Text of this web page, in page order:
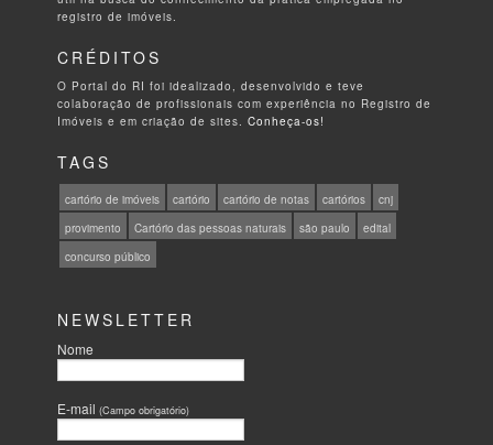
registro de imóveis.
CRÉDITOS
O Portal do RI foi idealizado, desenvolvido e teve
colaboração de profissionais com experiência no Registro de
Imóveis e em criação de sites.Conheça-os!
TAGS
cartório de imóveis cartório cartório de notas cartórios
cnj
provimento
Cartório das pessoas naturais são paulo
edital
concurso público
NEWSLETTER
Nome
E-mail(Campo obrigatório)